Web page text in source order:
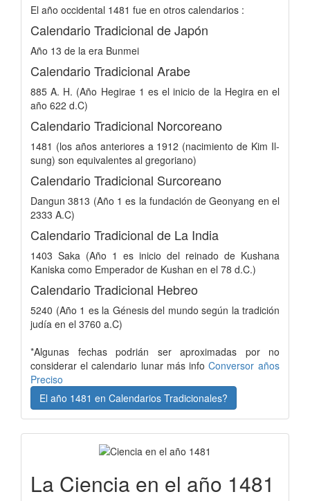
El año occidental 1481 fue en otros calendarios :
Calendario Tradicional de Japón
Año 13 de la era Bunmei
Calendario Tradicional Arabe
885 A. H. (Año Hegirae 1 es el inicio de la Hegira en el
año 622 d.C)
Calendario Tradicional Norcoreano
1481 (los años anteriores a 1912 (nacimiento de Kim Il-
sung) son equivalentes al gregoriano)
Calendario Tradicional Surcoreano
Dangun 3813 (Año 1 es la fundación de Geonyang en el
2333 A.C)
Calendario Tradicional de La India
1403 Saka (Año 1 es inicio del reinado de Kushana
Kaniska como Emperador de Kushan en el 78 d.C.)
Calendario Tradicional Hebreo
5240 (Año 1 es la Génesis del mundo según la tradición
judía en el 3760 a.C)
*Algunas fechas podrián ser aproximadas por no
considerar el calendario lunar más info Conversor años
Preciso
El año 1481 en Calendarios Tradicionales?
La Ciencia en el año 1481